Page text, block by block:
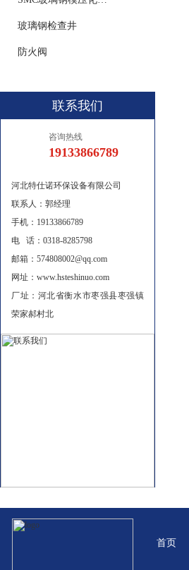
玻璃钢检查井
防火阀
联系我们
咨询热线
19133866789
河北特仕诺环保设备有限公司
联系人：郭经理
手机：19133866789
电 话：0318-8285798
邮箱：574808002@qq.com
网址：www.hsteshinuo.com
厂址：河北省衡水市枣强县枣强镇
荣家郝村北
首页